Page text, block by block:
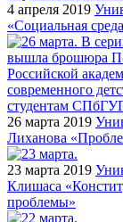
4 апреля 2019
«Социальная
26 марта 2019
Лиханова
23 марта 2019
Клишаса
проблемы»